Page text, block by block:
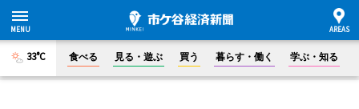
33°C 食べる 見る・遊ぶ 買う 暮らす・働く 学ぶ・知る